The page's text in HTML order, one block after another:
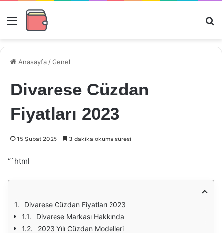
Menü
Anasayfa /Genel
Divarese Cüzdan
Fiyatları 2023
15 Şubat 2025 3 dakika okuma süresi
“`html
Divarese Cüzdan Fiyatları 2023
Divarese Markası Hakkında
2023 Yılı Cüzdan Modelleri